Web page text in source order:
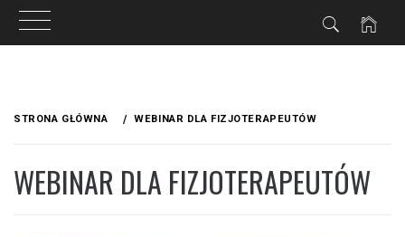
STRONA GŁÓWNA WEBINAR DLA FIZJOTERAPEUTÓW
WEBINAR DLA FIZJOTERAPEUTÓW